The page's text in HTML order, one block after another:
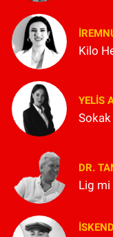
Kilo
YELIS
Sokak
DR.
Lig mi